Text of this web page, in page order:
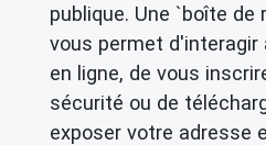
publique. Une `boîte
vous permet
en ligne, de vous
sécurité ou de
exposer votre adresse